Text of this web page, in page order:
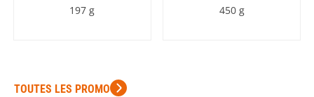
197 g 450 g
TOUTES LES PROMO